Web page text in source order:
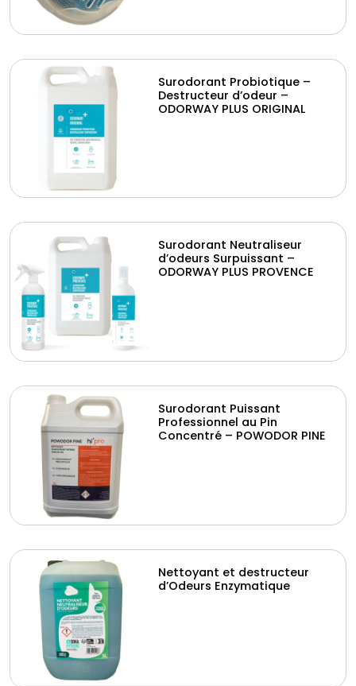
Surodorant Probiotique –
Destructeur d’odeur –
ODORWAY PLUS ORIGINAL
Surodorant Neutraliseur
d’odeurs Surpuissant –
ODORWAY PLUS PROVENCE
Surodorant Puissant
Professionnel au Pin
Concentré – POWODOR PINE
Nettoyant et destructeur
d’Odeurs Enzymatique